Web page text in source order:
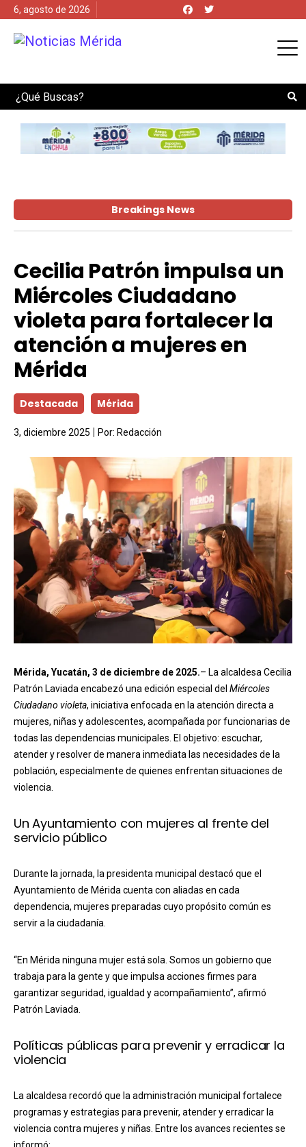
6, agosto de 2026
Search
Breakings News
Cecilia Patrón impulsa un
Miércoles Ciudadano
violeta para fortalecer la
atención a mujeres en
Mérida
Destacada Mérida
3, diciembre 2025 Por: Redacción
Mérida, Yucatán, 3 de diciembre de 2025.– La alcaldesa Cecilia
Patrón Laviada encabezó una edición especial del Miércoles
Ciudadano violeta, iniciativa enfocada en la atención directa a
mujeres, niñas y adolescentes, acompañada por funcionarias de
todas las dependencias municipales. El objetivo: escuchar,
atender y resolver de manera inmediata las necesidades de la
población, especialmente de quienes enfrentan situaciones de
violencia.
Un Ayuntamiento con mujeres al frente del
servicio público
Durante la jornada, la presidenta municipal destacó que el
Ayuntamiento de Mérida cuenta con aliadas en cada
dependencia, mujeres preparadas cuyo propósito común es
servir a la ciudadanía.
“En Mérida ninguna mujer está sola. Somos un gobierno que
trabaja para la gente y que impulsa acciones firmes para
garantizar seguridad, igualdad y acompañamiento”, afirmó
Patrón Laviada.
Políticas públicas para prevenir y erradicar la
violencia
La alcaldesa recordó que la administración municipal fortalece
programas y estrategias para prevenir, atender y erradicar la
violencia contra mujeres y niñas. Entre los avances recientes se
informó: